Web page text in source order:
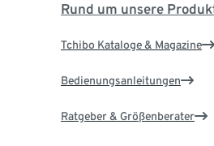
Rund um unsere
Tchibo Kataloge & Magazine
Bedienungsanleitungen
Ratgeber & Größenberater